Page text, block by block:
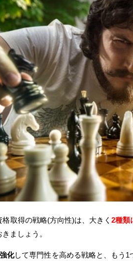
取得の戦略(方向性)は、大きく2種類
ましょう。
化して専門性を高める戦略と、もう